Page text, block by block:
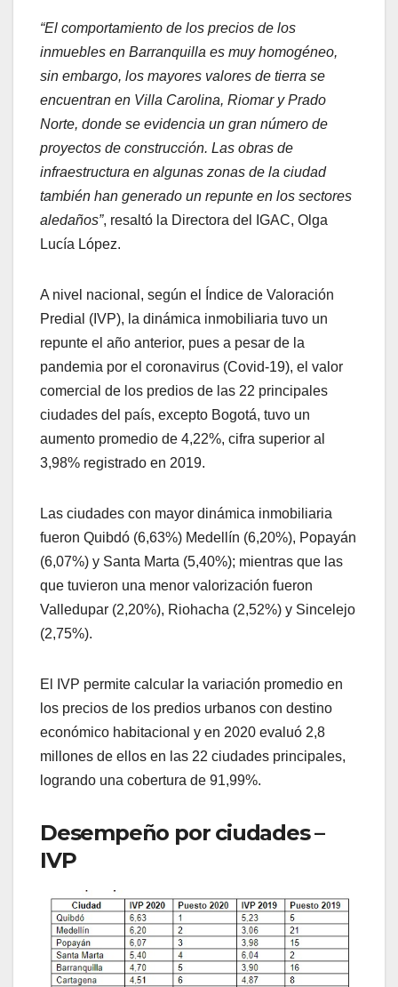
“El comportamiento de los precios de los
inmuebles en Barranquilla es muy homogéneo,
sin embargo, los mayores valores de tierra se
encuentran en Villa Carolina, Riomar y Prado
Norte, donde se evidencia un gran número de
proyectos de construcción. Las obras de
infraestructura en algunas zonas de la ciudad
también han generado un repunte en los sectores
aledaños”, resaltó la Directora del IGAC, Olga
Lucía López.
A nivel nacional, según el Índice de Valoración
Predial (IVP), la dinámica inmobiliaria tuvo un
repunte el año anterior, pues a pesar de la
pandemia por el coronavirus (Covid-19), el valor
comercial de los predios de las 22 principales
ciudades del país, excepto Bogotá, tuvo un
aumento promedio de 4,22%, cifra superior al
3,98% registrado en 2019.
Las ciudades con mayor dinámica inmobiliaria
fueron Quibdó (6,63%) Medellín (6,20%), Popayán
(6,07%) y Santa Marta (5,40%); mientras que las
que tuvieron una menor valorización fueron
Valledupar (2,20%), Riohacha (2,52%) y Sincelejo
(2,75%).
El IVP permite calcular la variación promedio en
los precios de los predios urbanos con destino
económico habitacional y en 2020 evaluó 2,8
millones de ellos en las 22 ciudades principales,
logrando una cobertura de 91,99%.
Desempeño por ciudades –
IVP